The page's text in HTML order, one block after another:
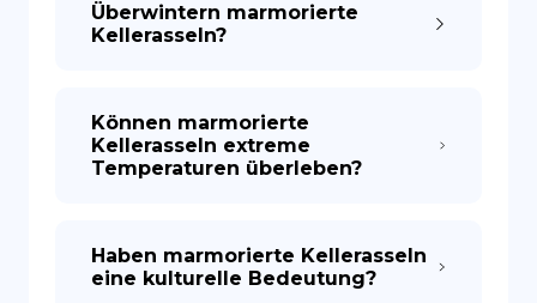
Überwintern marmorierte
Kellerasseln?
Können marmorierte
Kellerasseln extreme
Temperaturen überleben?
Haben marmorierte Kellerasseln
eine kulturelle Bedeutung?